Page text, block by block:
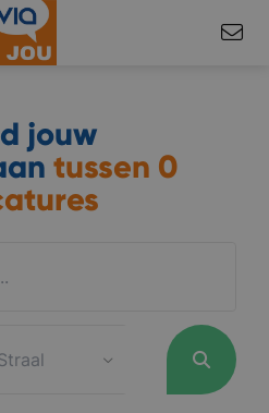
jouw
tussen 0